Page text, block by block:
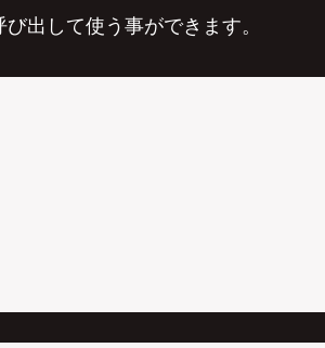
出して使う事ができます。